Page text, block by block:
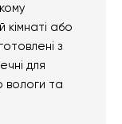
кімнаті або
з
для
вологи та